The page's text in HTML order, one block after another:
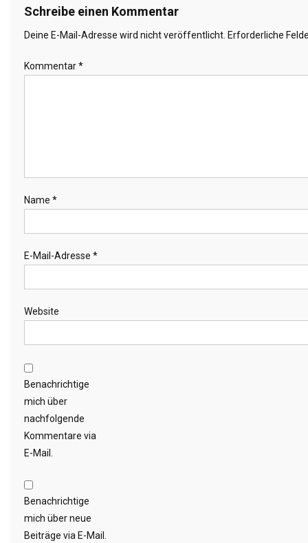
Schreibe einen Kommentar
Deine E-Mail-Adresse wird nicht veröffentlicht. Erforderliche
Kommentar*
Name *
E-Mail-Adresse *
Website
Benachrichtige
mich über
nachfolgende
Kommentare via
E-Mail.
Benachrichtige
mich über neue
Beiträge via E-Mail.